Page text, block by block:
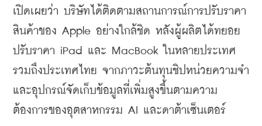
เปิดเผยว่า บริษัทได้ติดตามสถานการณ์การปรับราคา
สินค้าของ Apple อย่างใกล้ชิด หลังผู้ผลิตได้ทยอย
ปรับราคา iPad และ MacBook ในหลายประเทศ
รวมถึงประเทศไทย จากภาวะต้นทุนชิปหน่วยความจำ
และอุปกรณ์จัดเก็บข้อมูลที่เพิ่มสูงขึ้นตามความ
ต้องการของอุตสาหกรรม AI และดาต้าเซ็นเตอร์